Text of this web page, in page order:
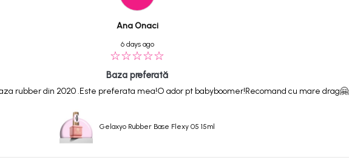
Ana Onaci
6 days ago
Baza preferată
rubber din 2020 .Este preferata mea!O ador pt babyboomer!Recomand cu mare drag🤗
Gelaxyo Rubber Base Flexy 05 15ml